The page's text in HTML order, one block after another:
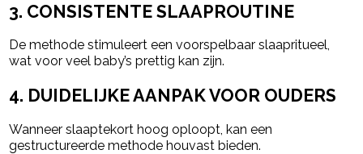
3. CONSISTENTE SLAAPROUTINE
De methode stimuleert een voorspelbaar slaapritueel,
wat voor veel baby’s prettig kan zijn.
4. DUIDELIJKE AANPAK VOOR OUDERS
Wanneer slaaptekort hoog oploopt, kan een
gestructureerde methode houvast bieden.